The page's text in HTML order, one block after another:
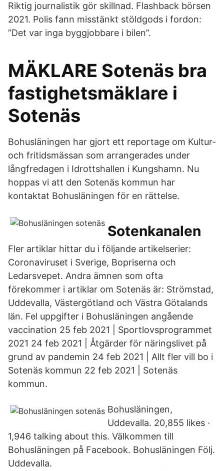
Riktig journalistik gör skillnad. Flashback börsen
2021. Polis fann misstänkt stöldgods i fordon:
”Det var inga byggjobbare i bilen”.
MÄKLARE Sotenäs bra
fastighetsmäklare i
Sotenäs
Bohusläningen har gjort ett reportage om Kultur-
och fritidsmässan som arrangerades under
långfredagen i Idrottshallen i Kungshamn. Nu
hoppas vi att den Sotenäs kommun har
kontaktat Bohusläningen för en rättelse.
Sotenkanalen
Fler artiklar hittar du i följande artikelserier:
Coronaviruset i Sverige, Bopriserna och
Ledarsvepet. Andra ämnen som ofta
förekommer i artiklar om Sotenäs är: Strömstad,
Uddevalla, Västergötland och Västra Götalands
län. Fel uppgifter i Bohusläningen angående
vaccination 25 feb 2021 | Sportlovsprogrammet
2021 24 feb 2021 | Åtgärder för näringslivet på
grund av pandemin 24 feb 2021 | Allt fler vill bo i
Sotenäs kommun 22 feb 2021 | Sotenäs
kommun.
Bohusläningen,
Uddevalla. 20,855 likes ·
1,946 talking about this. Välkommen till
Bohusläningen på Facebook. Bohusläningen Följ.
Uddevalla.